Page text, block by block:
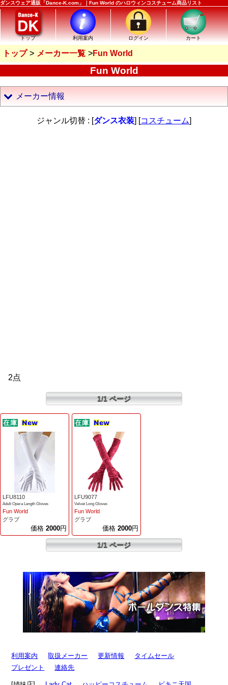
ダンスウェア通販「Dance-K.com」｜Fun World のハロウィンコスチューム商品リスト
トップ 利用案内 ログイン カート
トップ メーカー一覧 Fun World
Fun World
メーカー情報
ジャンル切替 : [ダンス衣装] [コスチューム]
2点
1/1 ページ
LFU8110
Adult Opera Length Gloves
Fun World
グラブ
価格 2000円
LFU9077
Velvet Long Gloves
Fun World
グラブ
価格 2000円
1/1 ページ
利用案内 取扱メーカー 更新情報
タイムセール
プレゼント
連絡先